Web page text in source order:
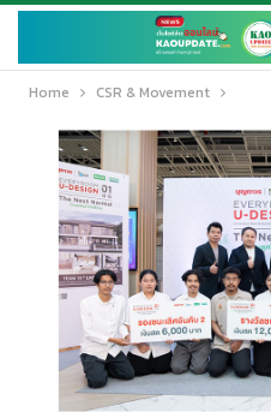
Home CSR & Movement